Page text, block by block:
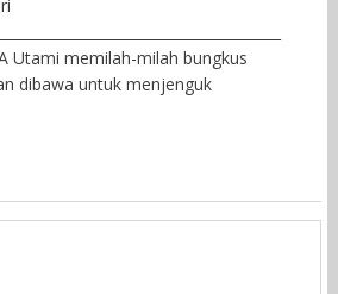
Utami memilah-milah bungkus
dibawa untuk menjenguk